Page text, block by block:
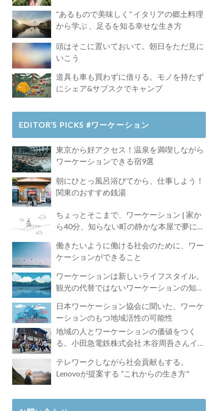
“あるもので美味しく” イタリアの郷土料理
から学ぶ 、足るを知る幸せな生き方
頭はそこに置いておいて。朝日をただ見に
いこう
道具も車も買わずに借りる。モノを持たず
にシェア&サブスクでキャンプ
EDITOR’S PICKS #ワーケーション
東京から好アクセス！温泉を満喫しながら
ワーケーションできる宿9選
朝にひとっ風呂浴びてから、仕事しよう！
関東のおすすめ銭湯
ちょっとそこまで、ワーケーション | 家か
ら40分、知らない町の静かな本屋で夢に近
働きたいように働ける社会のために、ワー
ケーションができること
ワーケーションは新しいライフスタイル。
観光の代替ではないワーケーションの知ら
日本ワーケーション協会に聞いた、ワーケ
ーションのもつ地域活性の可能性
地域の人とワーケーションの価値をつく
る。小田急電鉄株式会社 木谷周吾さんイン
テレワークしながら社会貢献もする。
Lenovoが提案する ”これからの生き方"